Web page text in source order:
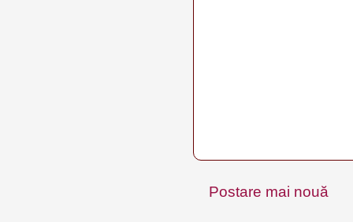
Postare mai nouă